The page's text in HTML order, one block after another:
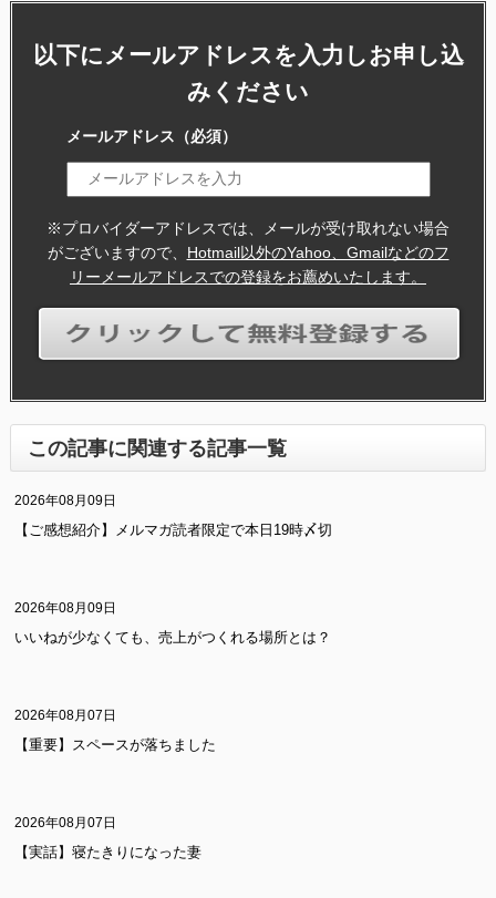
以下にメールアドレスを入力しお申し込
みください
メールアドレス （必須）
※プロバイダーアドレスでは、メールが受け取れない場合
がございますので、 Hotmail以外のYahoo、Gmailなどのフ
リーメールアドレスでの登録をお薦めいたします。
この記事に関連する記事一覧
2026年08月09日
【ご感想紹介】メルマガ読者限定で本日19時〆切
2026年08月09日
いいねが少なくても、売上がつくれる場所とは？
2026年08月07日
【重要】スペースが落ちました
2026年08月07日
【実話】寝たきりになった妻